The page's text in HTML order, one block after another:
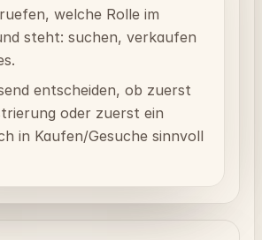
welche Rolle im
steht: suchen, verkaufen
entscheiden, ob zuerst
oder zuerst ein
in Kaufen/Gesuche sinnvoll